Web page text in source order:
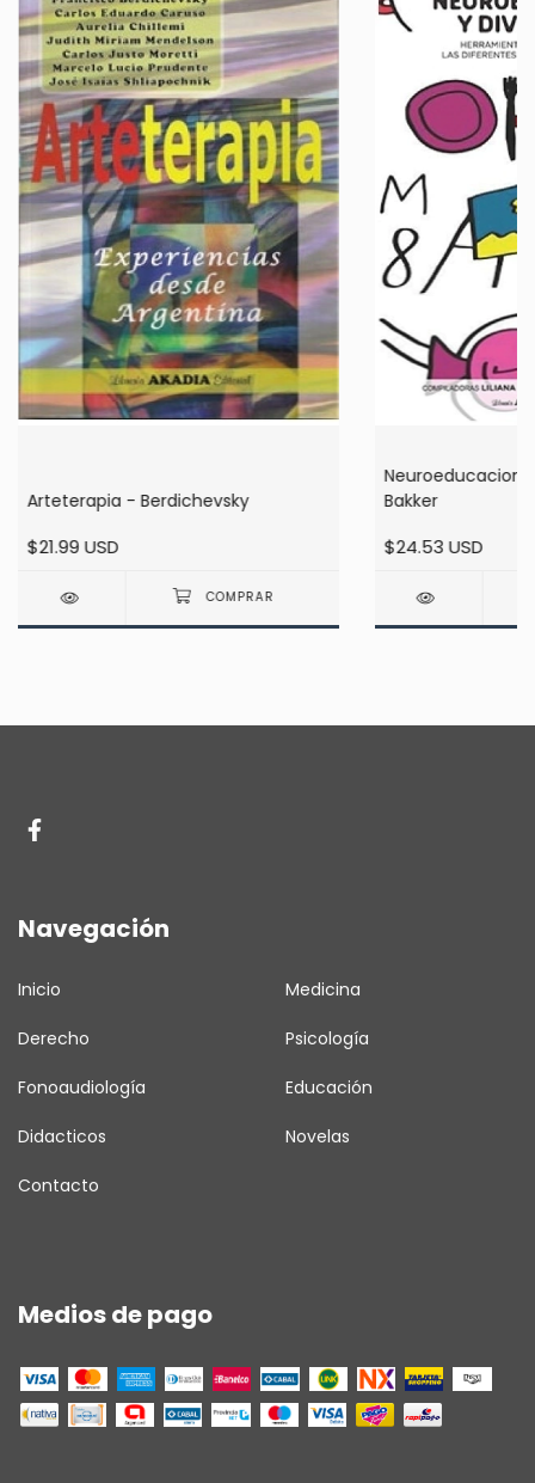
Arteterapia - Berdichevsky
$21.99 USD
Neuroeducacion
Bakker
$24.53 USD
Navegación
Inicio Medicina
Derecho Psicología
Fonoaudiología Educación
Didacticos Novelas
Contacto
Medios de pago